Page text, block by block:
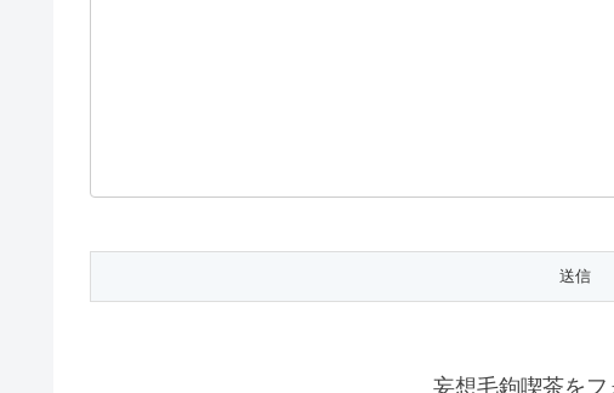
妄想毛鉤喫茶をフ